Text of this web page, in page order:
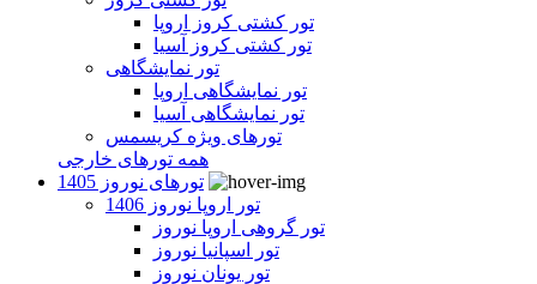
تور کشتی کروز اروپا
تور کشتی کروز آسیا
تور نمایشگاهی
تور نمایشگاهی اروپا
تور نمایشگاهی آسیا
تورهای ویژه کریسمس
همه تورهای خارجی
تورهای نوروز 1405
تور اروپا نوروز 1406
تور گروهی اروپا نوروز
تور اسپانیا نوروز
تور یونان نوروز